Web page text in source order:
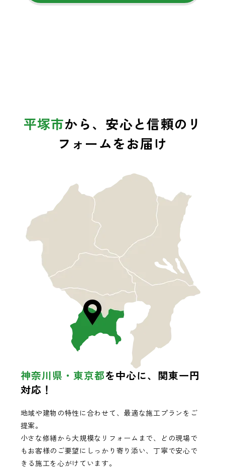
平塚市から、安心と信頼のリ
フォームをお届け
神奈川県・東京都を中心に、関東一円
対応！
地域や建物の特性に合わせて、最適な施工プランをご
提案。
小さな修繕から大規模なリフォームまで、どの現場で
もお客様のご要望にしっかり寄り添い、丁寧で安心で
きる施工を心がけています。